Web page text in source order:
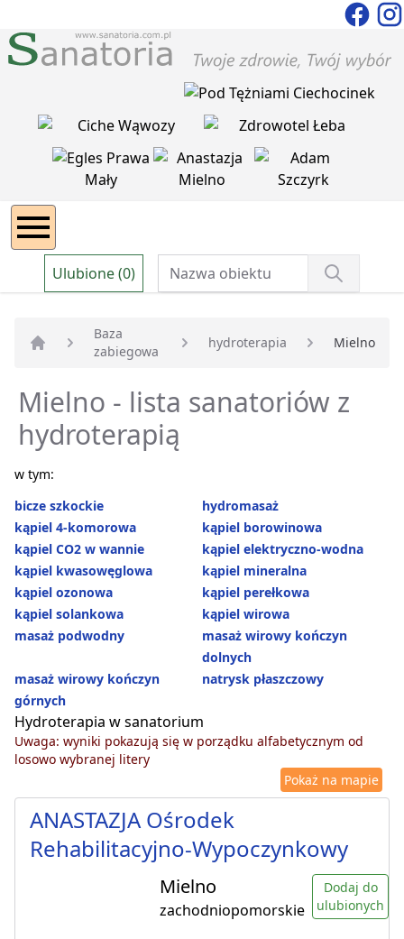
Ulubione (0)
Strona główna
Baza
zabiegowa
hydroterapia Mielno
Mielno - lista sanatoriów z
hydroterapią
w tym:
bicze szkockie
hydromasaż
kąpiel 4-komorowa
kąpiel borowinowa
kąpiel CO2 w wannie
kąpiel elektryczno-wodna
kąpiel kwasowęglowa
kąpiel mineralna
kąpiel ozonowa
kąpiel perełkowa
kąpiel solankowa
kąpiel wirowa
masaż podwodny
masaż wirowy kończyn
dolnych
masaż wirowy kończyn
górnych
natrysk płaszczowy
Hydroterapia w sanatorium
Uwaga: wyniki pokazują się w porządku alfabetycznym od
losowo wybranej litery
Pokaż na mapie
ANASTAZJA Ośrodek
Rehabilitacyjno-Wypoczynkowy
Mielno
zachodniopomorskie
Dodaj do
ulubionych